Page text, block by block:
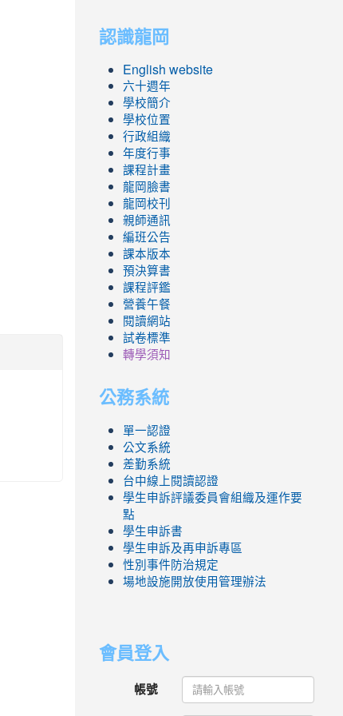
認識龍岡
English website
六十週年
學校簡介
學校位置
行政組織
年度行事
課程計畫
龍岡臉書
龍岡校刊
親師通訊
編班公告
課本版本
預決算書
課程評鑑
營養午餐
閱讀網站
試卷標準
轉學須知
公務系統
單一認證
公文系統
差勤系統
台中線上閱讀認證
學生申訴評議委員會組織及運作要
點
學生申訴書
學生申訴及再申訴專區
性別事件防治規定
場地設施開放使用管理辦法
會員登入
帳號